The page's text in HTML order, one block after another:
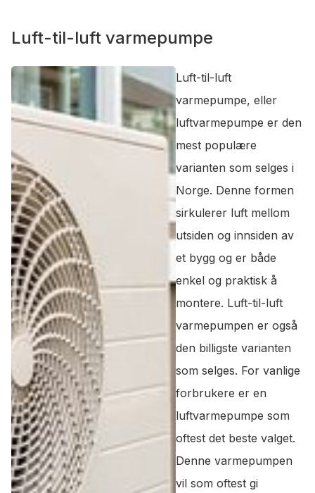
Luft-til-luft varmepumpe
Luft-til-luft
varmepumpe, eller
luftvarmepumpe er den
mest populære
varianten som selges i
Norge. Denne formen
sirkulerer luft mellom
utsiden og innsiden av
et bygg og er både
enkel og praktisk å
montere. Luft-til-luft
varmepumpen er også
den billigste varianten
som selges. For vanlige
forbrukere er en
luftvarmepumpe som
oftest det beste valget.
Denne varmepumpen
vil som oftest gi